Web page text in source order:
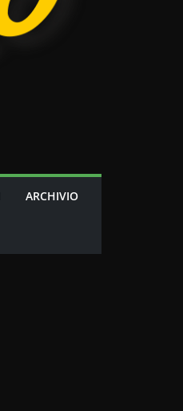
ARCHIVIO